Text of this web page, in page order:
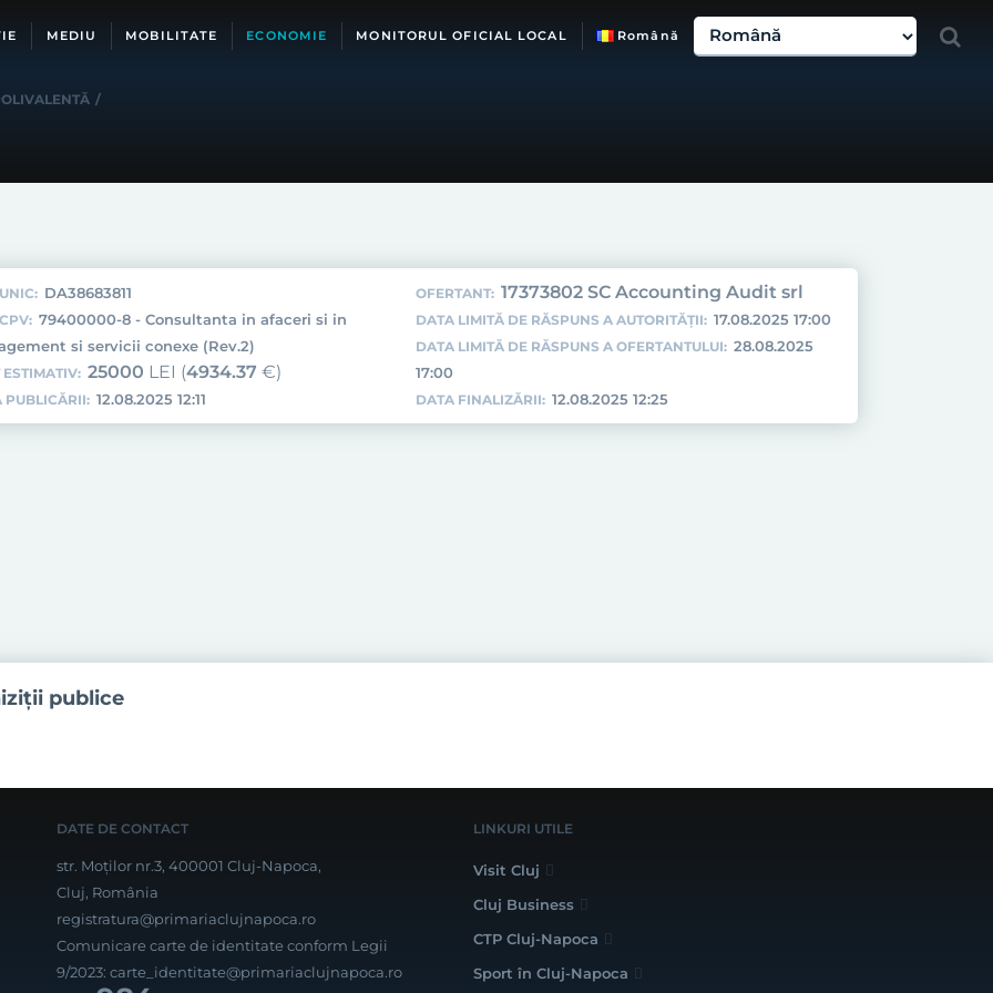
MEDIU MOBILITATE ECONOMIE MONITORUL OFICIAL LOCAL Română
/
DA38683811
79400000-8 - Consultanta in afaceri si in
si servicii conexe (Rev.2)
ESTIMATIV: 25000 LEI (4934.37 €)
PUBLICĂRII: 12.08.2025 12:11
OFERTANT: 17373802 SC Accounting Audit srl
DATA LIMITĂ DE RĂSPUNS A AUTORITĂȚII: 17.08.2025 17:00
DATA LIMITĂ DE RĂSPUNS A OFERTANTULUI: 28.08.2025
17:00
DATA FINALIZĂRII: 12.08.2025 12:25
publice
DATE DE CONTACT
str. Moților nr.3, 400001 Cluj-Napoca,
Cluj, România
registratura@primariaclujnapoca.ro
Comunicare carte de identitate conform Legii
9/2023: carte_identitate@primariaclujnapoca.ro
LINKURI UTILE
Visit Cluj
Cluj Business
CTP Cluj-Napoca
Sport în Cluj-Napoca